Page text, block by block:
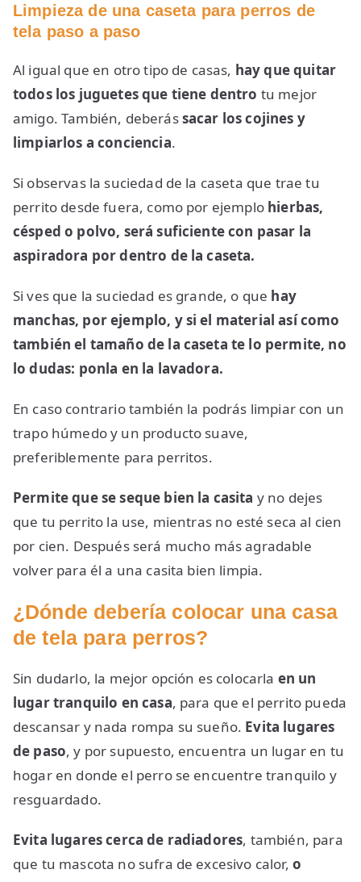
Limpieza de una caseta para perros de
tela paso a paso
Al igual que en otro tipo de casas, hay que quitar
todos los juguetes que tiene dentro tu mejor
amigo. También, deberássacar los cojines y
limpiarlos a conciencia.
Si observas la suciedad de la caseta que trae tu
perrito desde fuera, como por ejemplo hierbas,
césped o polvo, será suficiente con pasar la
aspiradora por dentro de la caseta.
Si ves que la suciedad es grande, o que hay
manchas, por ejemplo, y si el material así como
también el tamaño de la caseta te lo permite, no
lo dudas: ponla en la lavadora.
En caso contrario también la podrás limpiar con un
trapo húmedo y un producto suave,
preferiblemente para perritos.
Permite que se seque bien la casita y no dejes
que tu perrito la use, mientras no esté seca al cien
por cien. Después será mucho más agradable
volver para él a una casita bien limpia.
¿Dónde debería colocar una casa
de tela para perros?
Sin dudarlo, la mejor opción es colocarla en un
lugar tranquilo en casa, para que el perrito pueda
descansar y nada rompa su sueño. Evita lugares
de paso, y por supuesto, encuentra un lugar en tu
hogar en donde el perro se encuentre tranquilo y
resguardado.
Evita lugares cerca de radiadores, también, para
que tu mascota no sufra de excesivo calor, o